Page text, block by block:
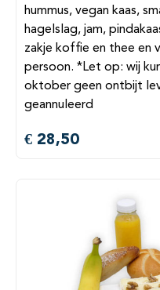
hummus, vegan kaas,
hagelslag, jam,
zakje koffie en thee en
persoon. *Let op: wij
oktober geen ontbijt
geannuleerd
€ 28,50